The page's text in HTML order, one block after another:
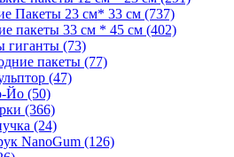
Пакеты 23 см* 33 см (737)
пакеты 33 см * 45 см (402)
гиганты (73)
пакеты (77)
(47)
Йо (50)
(366)
(24)
NanoGum (126)